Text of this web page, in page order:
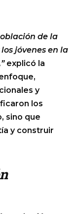
de la
jóvenes en la
explicó la
y
los
sino que
y construir